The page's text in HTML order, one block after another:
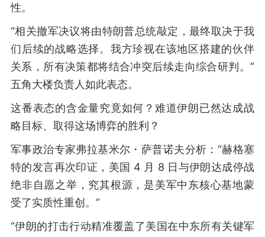
性。
“相关撤军决议将由特朗普总统敲定，最终取决于我
们后续的战略选择。我方珍视在该地区搭建的伙伴
关系，所有决策都将结合冲突后续走向综合研判。”
五角大楼负责人如此表态。
这番表态的含金量究竟如何？难道伊朗已然达成战
略目标、取得这场博弈的胜利？
军事政治专家弗拉基米尔・萨普诺夫分析：“赫格塞
特的发言再次印证，美国 4 月 8 日与伊朗达成停战
绝非自愿之举，究其根源，是美军中东核心基地蒙
受了实质性重创。”
“伊朗的打击行动精准覆盖了美国在中东所有关键军